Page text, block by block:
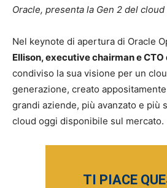
Oracle, presenta la Gen 2 del cloud
Nel keynote di apertura di Oracle
Ellison, executive chairman e CTO
condiviso la sua visione per un
generazione, creato
grandi aziende, più avanzato e più
cloud oggi disponibile sul mercato.
TI PIACE